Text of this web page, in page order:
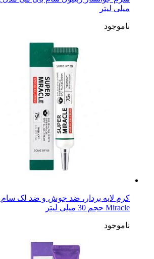
میلی لیتر
ناموجود
Miracle حجم 30 میلی لیتر
ناموجود